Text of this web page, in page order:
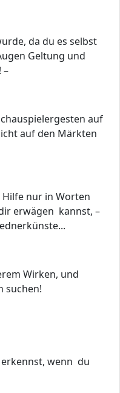
da du es selbst
Geltung und
–
auf
auf den Märkten
nur in Worten
erwägen kannst, –
Wirken, und
suchen!
wenn du